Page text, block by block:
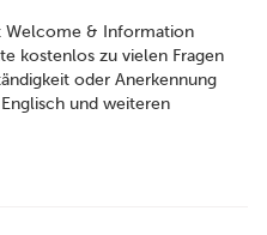
Welcome & Information
kostenlos zu vielen Fragen
oder Anerkennung
und weiteren